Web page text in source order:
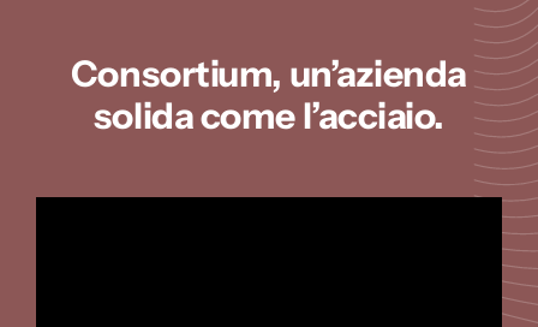
Consortium, un’azienda
solida come l’acciaio.